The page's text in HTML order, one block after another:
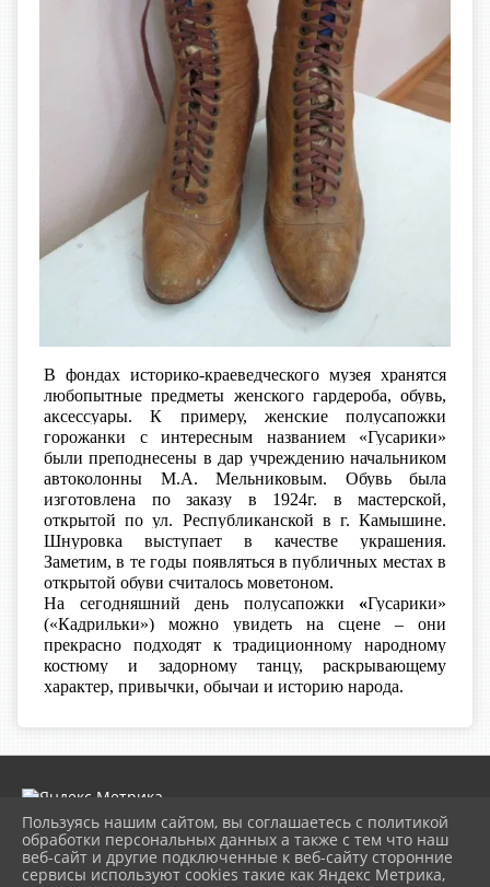
В фондах историко-краеведческого музея хранятся
любопытные предметы женского гардероба, обувь,
аксессуары. К примеру, женские полусапожки
горожанки с интересным названием «Гусарики»
были преподнесены в дар учреждению начальником
автоколонны М.А. Мельниковым. Обувь была
изготовлена по заказу в 1924г. в мастерской,
открытой по ул. Республиканской в г. Камышине.
Шнуровка выступает в качестве украшения.
Заметим, в те годы появляться в публичных местах в
открытой обуви считалось моветоном.
На сегодняшний день полусапожки «Гусарики»
(«Кадрильки») можно увидеть на сцене – они
прекрасно подходят к традиционному народному
костюму и задорному танцу, раскрывающему
характер, привычки, обычаи и историю народа.
2026 г. museumkam.ru
Вход
Пользуясь нашим сайтом, вы соглашаетесь с политикой
обработки персональных данных а также с тем что наш
веб-сайт и другие подключенные к веб-сайту сторонние
сервисы используют cookies такие как Яндекс Метрика,